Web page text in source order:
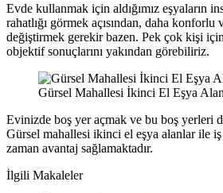
Evde kullanmak için aldığımız eşyaların
rahatlığı görmek açısından, daha
değiştirmek gerekir bazen. Pek çok kişi için
objektif sonuçlarını yakından görebiliriz.
Gürsel Mahallesi İkinci El Eşya
Evinizde boş yer açmak ve bu boş yerleri
Gürsel mahallesi ikinci el eşya alanlar ile
zaman avantaj sağlamaktadır.
İlgili Makaleler